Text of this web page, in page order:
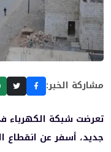
مشاركة الخبر:
تعرضت شبكة الكهرباء
جديد، أسفر عن انقطاع